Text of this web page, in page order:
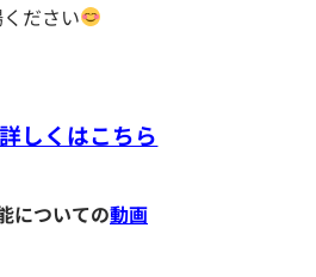
ださい
しくはこちら
についての動画